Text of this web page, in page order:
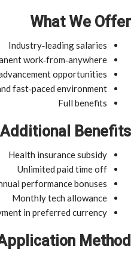
What We Offer
Industry‑leading salaries
work‑from‑anywhere
opportunities
fast‑paced environment
Full benefits
Additional Benefits
Health insurance subsidy
Unlimited paid time off
performance bonuses
Monthly tech allowance
in preferred currency
Method